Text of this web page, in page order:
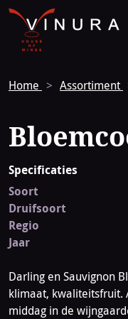
Vinura
Navigatie
Home Assortiment
Specificaties
Soort
Druifsoort
Regio
Jaar
Darling en Sauvignon
klimaat, kwaliteitsfruit.
middag in de